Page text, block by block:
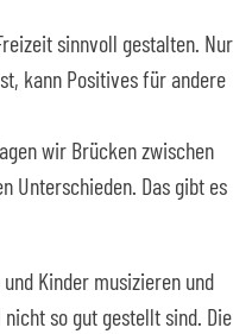
sinnvoll gestalten. Nur
kann Positives für andere
wir Brücken zwischen
Unterschieden. Das gibt es
Kinder musizieren und
so gut gestellt sind. Die